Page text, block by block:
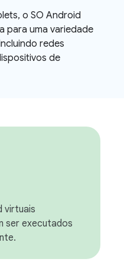
o SO Android
para uma variedade
redes
de
virtuais
ser executados